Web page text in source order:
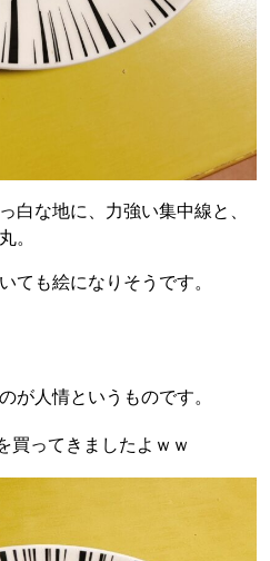
白な地に、力強い集中線と、
。
ても絵になりそうです。
が人情というものです。
買ってきましたよｗｗ